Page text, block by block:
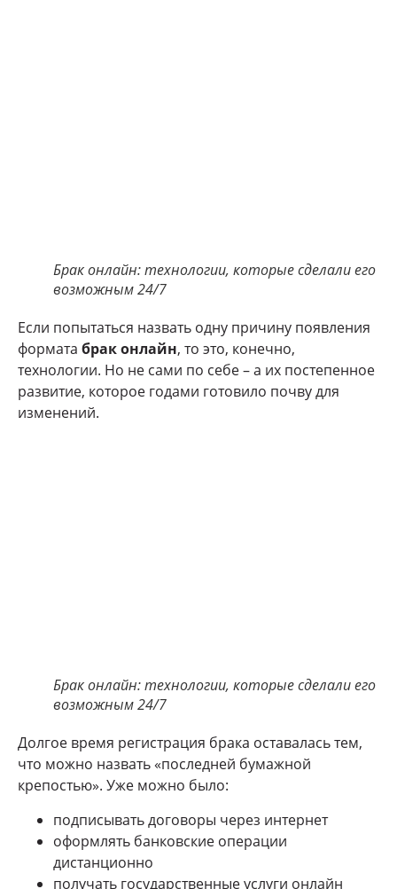
Брак онлайн: технологии, которые сделали его
возможным 24/7
Если попытаться назвать одну причину появления
формата брак онлайн, то это, конечно,
технологии. Но не сами по себе – а их постепенное
развитие, которое годами готовило почву для
изменений.
Брак онлайн: технологии, которые сделали его
возможным 24/7
Долгое время регистрация брака оставалась тем,
что можно назвать «последней бумажной
крепостью». Уже можно было:
подписывать договоры через интернет
оформлять банковские операции
дистанционно
получать государственные услуги онлайн